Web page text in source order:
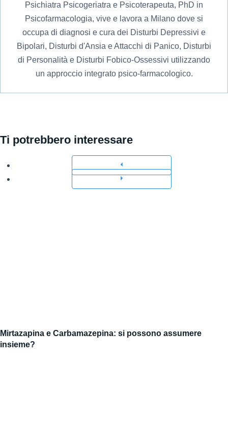
Psichiatra Psicogeriatra e Psicoterapeuta, PhD in
Psicofarmacologia, vive e lavora a Milano dove si
occupa di diagnosi e cura dei Disturbi Depressivi e
Bipolari, Disturbi d'Ansia e Attacchi di Panico, Disturbi
di Personalità e Disturbi Fobico-Ossessivi utilizzando
un approccio integrato psico-farmacologico.
Ti potrebbero interessare
Mirtazapina e Carbamazepina: si possono assumere
insieme?